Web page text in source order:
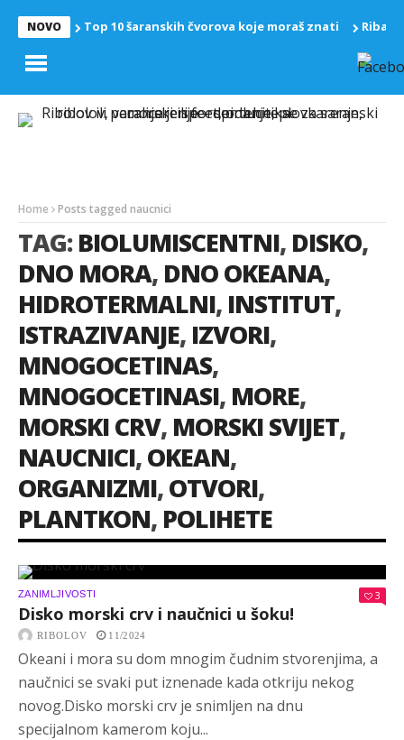
NOVO Top 10 šaranskih čvorova koje moraš znati Riba
Home Posts tagged naucnici
TAG:BIOLUMISCENTNI, DISKO,
DNO MORA, DNO OKEANA,
HIDROTERMALNI, INSTITUT,
ISTRAZIVANJE, IZVORI,
MNOGOCETINAS,
MNOGOCETINASI, MORE,
MORSKI CRV, MORSKI SVIJET,
NAUCNICI,OKEAN,
ORGANIZMI,OTVORI,
PLANTKON, POLIHETE
ZANIMLJIVOSTI 3
Disko morski crv i naučnici u šoku!
RIBOLOV 11/2024
Okeani i mora su dom mnogim čudnim stvorenjima, a
naučnici se svaki put iznenade kada otkriju nekog
novog.Disko morski crv je snimljen na dnu
specijalnom kamerom koju...